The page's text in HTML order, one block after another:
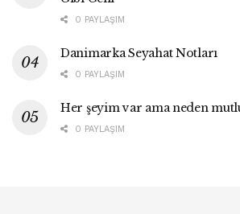
0 PAYLAŞIM
Danimarka Seyahat Notları
0 PAYLAŞIM
Her şeyim var ama neden
0 PAYLAŞIM